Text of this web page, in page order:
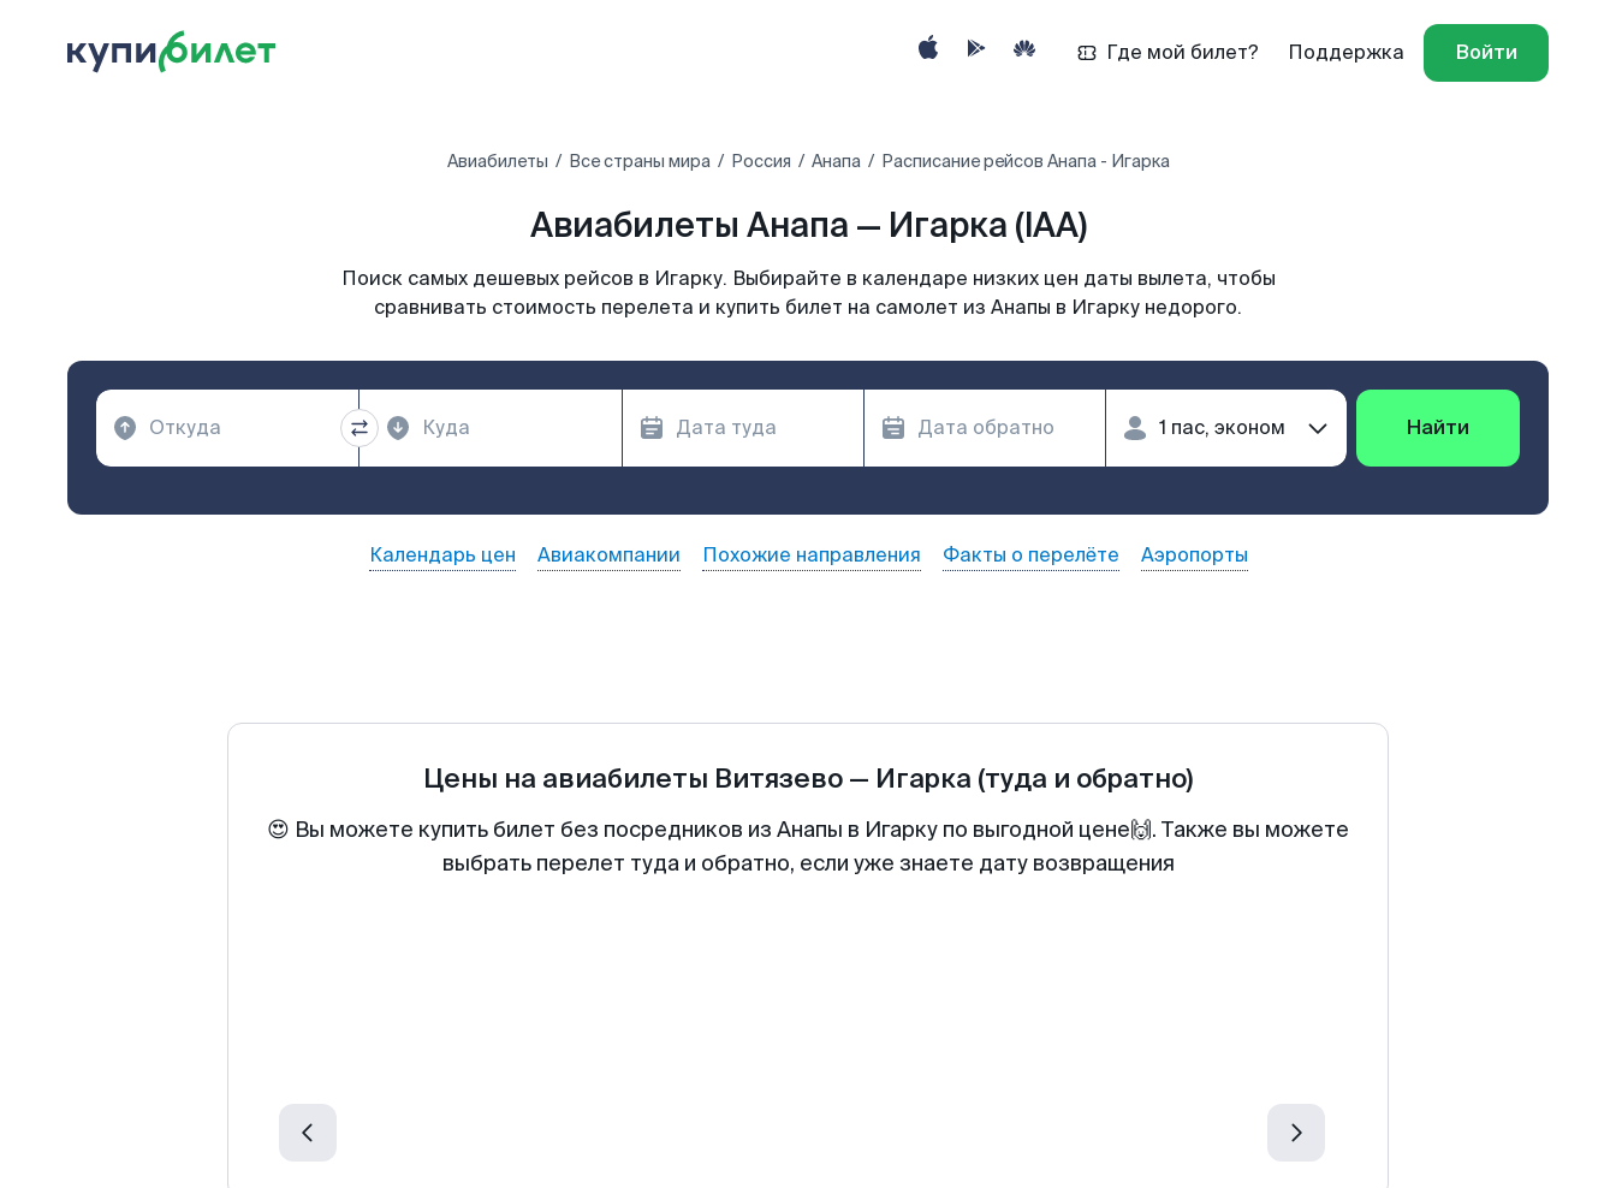
Где мой билет? Поддержка Войти
Авиабилеты Все страны мира Россия Анапа Расписание рейсов Анапа - Игарка
Авиабилеты Анапа — Игарка (IAA)
Поиск самых дешевых рейсов в Игарку. Выбирайте в календаре низких цен даты вылета, чтобы
сравнивать стоимость перелета и купить билет на самолет из Анапы в Игарку недорого.
Найти
Календарь цен Авиакомпании Похожие направления Факты о перелёте Аэропорты
Цены на авиабилеты Витязево — Игарка (туда и обратно)
😍 Вы можете купить билет без посредников из Анапы в Игарку по выгодной цене🙌. Также вы можете
выбрать перелет туда и обратно, если уже знаете дату возвращения